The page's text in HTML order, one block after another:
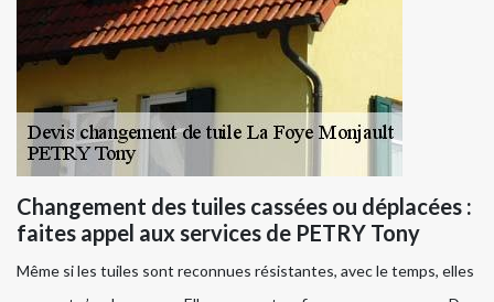
Changement des tuiles cassées ou déplacées :
faites appel aux services de PETRY Tony
Même si les tuiles sont reconnues résistantes, avec le temps, elles